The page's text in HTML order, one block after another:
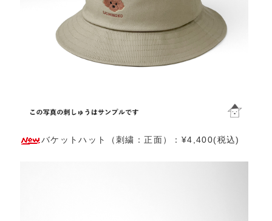
バケットハット（刺繍：正面）：¥4,400(税込)